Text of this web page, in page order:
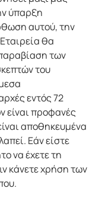
ύπαρξη
αυτού, την
θα
των
του
εντός 72
είναι προφανές
αποθηκευμένα
Εάν είστε
να έχετε τη
κάνετε χρήση των